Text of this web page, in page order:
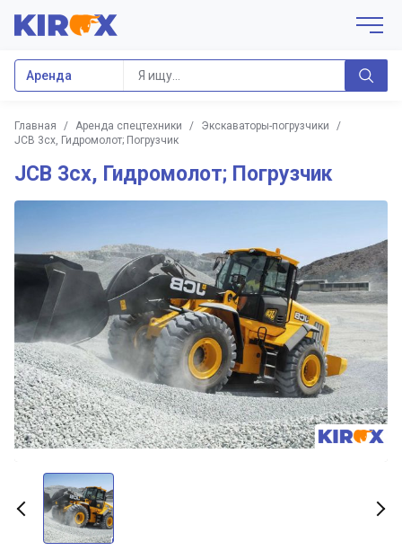
Аренда
Главная / Аренда спецтехники / Экскаваторы-погрузчики
/
JCB 3cx, Гидромолот; Погрузчик
JCB 3cx, Гидромолот; Погрузчик